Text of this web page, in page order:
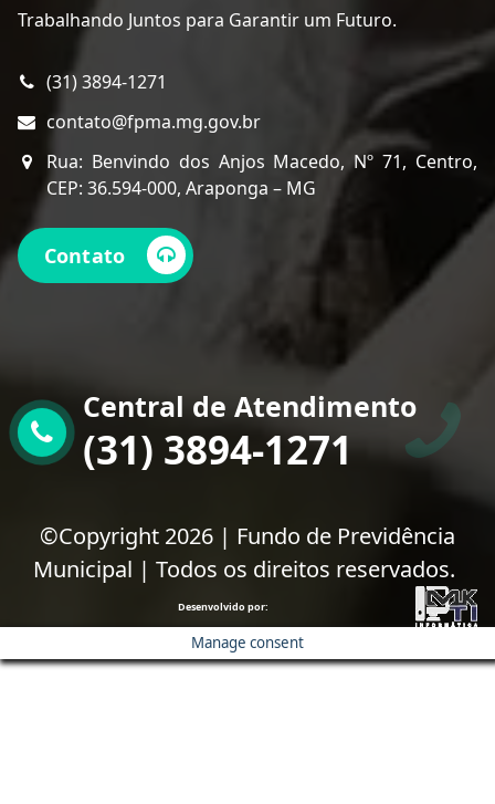
Trabalhando Juntos para Garantir um Futuro.
(31) 3894-1271
contato@fpma.mg.gov.br
Rua: Benvindo dos Anjos Macedo, Nº 71, Centro,
CEP: 36.594-000, Araponga – MG
Contato
Central de Atendimento
(31) 3894-1271
©Copyright 2026 | Fundo de Previdência
Municipal | Todos os direitos reservados.
Desenvolvido por:
Manage consent